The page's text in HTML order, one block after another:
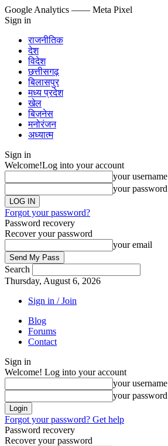
Google Analytics —— Meta Pixel
Sign in
राजनीतिक
देश
विदेश
छत्तीसगढ़
बिलासपुर
मध्य प्रदेश
खेल
बिज़नेस
मनोरंजन
अध्यात्म
Sign in
Welcome!Log into your account
your username
your password
Forgot your password?
Password recovery
Recover your password
your email
Search
Thursday, August 6, 2026
Sign in / Join
Blog
Forums
Contact
Sign in
Welcome! Log into your account
your username
your password
Forgot your password? Get help
Password recovery
Recover your password